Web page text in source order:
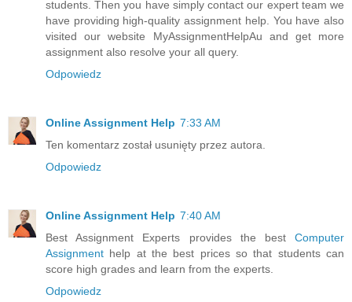
students. Then you have simply contact our expert team we
have providing high-quality assignment help. You have also
visited our website MyAssignmentHelpAu and get more
assignment also resolve your all query.
Odpowiedz
Online Assignment Help 7:33 AM
Ten komentarz został usunięty przez autora.
Odpowiedz
Online Assignment Help 7:40 AM
Best Assignment Experts provides the best Computer
Assignment help at the best prices so that students can
score high grades and learn from the experts.
Odpowiedz